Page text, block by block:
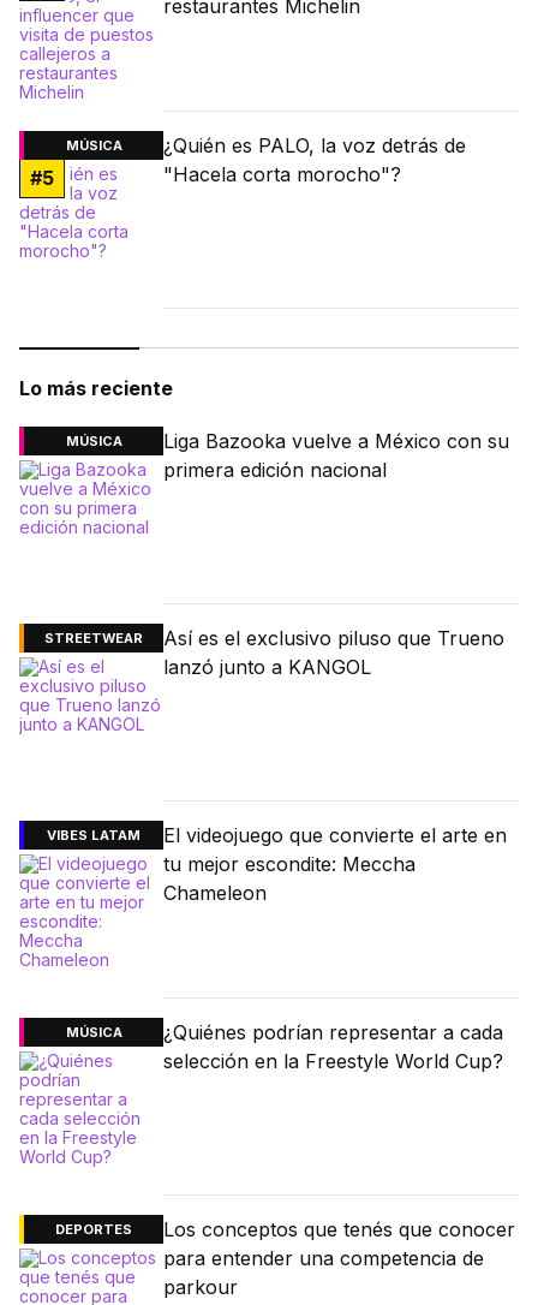
restaurantes Michelin
MÚSICA
#5
¿Quién es PALO, la voz detrás de
"Hacela corta morocho"?
Lo más reciente
MÚSICA
Liga Bazooka vuelve a México con su
primera edición nacional
STREETWEAR
Así es el exclusivo piluso que Trueno
lanzó junto a KANGOL
VIBES LATAM
El videojuego que convierte el arte en
tu mejor escondite: Meccha
Chameleon
MÚSICA
¿Quiénes podrían representar a cada
selección en la Freestyle World Cup?
DEPORTES
Los conceptos que tenés que conocer
para entender una competencia de
parkour